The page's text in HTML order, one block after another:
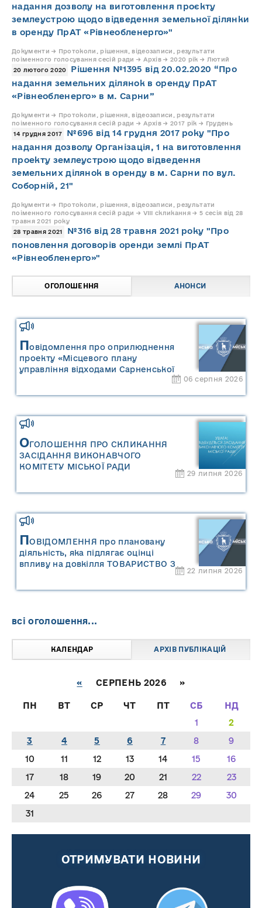
надання дозволу на виготовлення проєкту
землеустрою щодо відведення земельної ділянки
в оренду ПрАТ «Рівнеобленерго»"
Документи → Протоколи, рішення, відеозаписи, результати
поіменного голосування сесій ради → Архів → 2020 рік → Лютий
20 лютого 2020
Рішення №1395 від 20.02.2020 “Про
надання земельних ділянок в оренду ПрАТ
«Рівнеобленерго» в м. Сарни”
Документи → Протоколи, рішення, відеозаписи, результати
поіменного голосування сесій ради → Архів → 2017 рік → Грудень
14 грудня 2017
№696 від 14 грудня 2017 року "Про
надання дозволу Організація, 1 на виготовлення
проекту землеустрою щодо відведення
земельних ділянок в оренду в м. Сарни по вул.
Соборній, 21"
Документи → Протоколи, рішення, відеозаписи, результати
поіменного голосування сесій ради → VIII скликання → 5 сесія від 28
травня 2021 року
28 травня 2021
№316 від 28 травня 2021 року "Про
поновлення договорів оренди землі ПрАТ
«Рівнеобленерго»"
ОГОЛОШЕННЯ АНОНСИ
Повідомлення про оприлюднення
проекту «Місцевого плану
управління відходами Сарненської
міської територіальної громади» та
управління відходами Сарненської
міської територіальної громади»
06 серпня 2026
ОГОЛОШЕННЯ ПРО СКЛИКАННЯ
ЗАСІДАННЯ ВИКОНАВЧОГО
КОМІТЕТУ МІСЬКОЇ РАДИ
29 липня 2026
ПОВІДОМЛЕННЯ про плановану
діяльність, яка підлягає оцінці
впливу на довкілля ТОВАРИСТВО З
22 липня 2026
всі оголошення...
КАЛЕНДАР АРХІВ ПУБЛІКАЦІЙ
« СЕРПЕНЬ 2026 »
ПН ВТ СР ЧТ ПТ СБ
НД
1
2
3
4 5 6 7 8
9
10
11 12 13 14 15
16
17
18 19 20 21 22
23
24
25 26 27 28 29
30
31
ОТРИМУВАТИ НОВИНИ